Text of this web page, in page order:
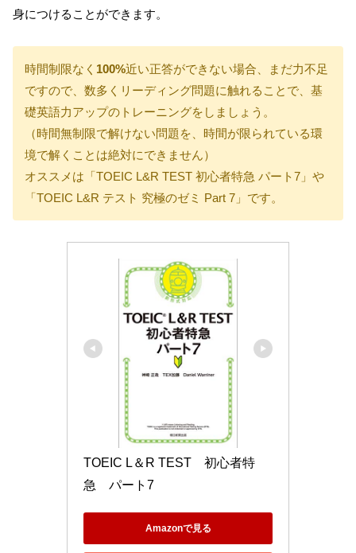
身につけることができます。
時間制限なく 100%近い正答ができない場合、まだ力不足
ですので、数多くリーディング問題に触れることで、基
礎英語力アップのトレーニングをしましょう。
（時間無制限で解けない問題を、時間が限られている環
境で解くことは絶対にできません）
オススメは「TOEIC L&R TEST 初心者特急 パート7」や
「TOEIC L&R テスト 究極のゼミ Part 7」です。
TOEIC L＆R TEST　初心者特
急　パート7
Amazonで見る